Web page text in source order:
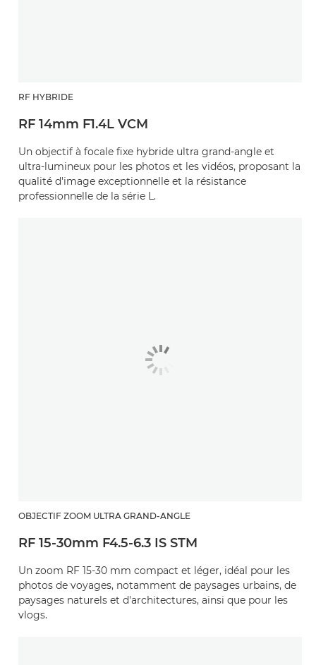
RF HYBRIDE
RF 14mm F1.4L VCM
Un objectif à focale fixe hybride ultra grand-angle et
ultra-lumineux pour les photos et les vidéos, proposant la
qualité d'image exceptionnelle et la résistance
professionnelle de la série L.
OBJECTIF ZOOM ULTRA GRAND-ANGLE
RF 15-30mm F4.5-6.3 IS STM
Un zoom RF 15-30 mm compact et léger, idéal pour les
photos de voyages, notamment de paysages urbains, de
paysages naturels et d'architectures, ainsi que pour les
vlogs.